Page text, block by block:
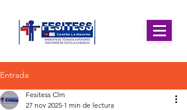
Entrada
Fesitess Clm
27 nov 2025 1 min de lectura